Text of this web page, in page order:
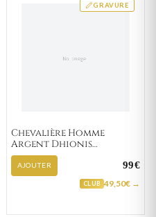
GRAVURE
Chevalière Homme
Argent Dhionis
Zirconium
AJOUTER 99€
CLUB 49,50€ →